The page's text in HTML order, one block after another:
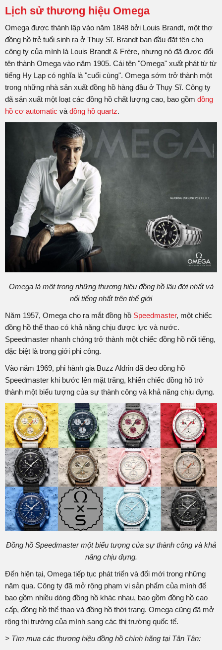
cấp và sự hoàn hảo.
Đồng hồ Omega chính hãng, giá tốt, trả góp 0%, bảo
hành 5 năm tại Tân Tân Watch
Tân Tân Watch là hệ thống kinh doanhđồng hồ đeo taycó
số lượng mẫu mã có sẵn thuộc nhiều mẫu đồng hồ của
dòng
đồng hồ Omega
chính hãng nhiều nhất thị
trường. Chúng tôi có đầy đủ các loại
đồng hồ Omega nam
có thể an tâm vì chúng tôi luôn có sẵn lượng mẫu mã đa
dạng và nhiều phân khúc giá khác nhau nhất. Điều chúng
tôi luôn cam kết với khách hàng chính là dịch vụ khách hàng
luôn được ưu tiên hàng đầu trong triết lí kinh doanh của
chúng tôi.
Lịch sử thương hiệu Omega
Omega được thành lập vào năm 1848 bởi Louis Brandt, một thợ
đồng hồ trẻ tuổi sinh ra ở Thụy Sĩ. Brandt ban đầu đặt tên cho
công ty của mình là Louis Brandt & Frère, nhưng nó đã được đổi
tên thành Omega vào năm 1905. Cái tên "Omega" xuất phát từ từ
tiếng Hy Lạp có nghĩa là "cuối cùng". Omega sớm trở thành một
trong những nhà sản xuất đồng hồ hàng đầu ở Thụy Sĩ. Công ty
đã sản xuất một loạt các đồng hồ chất lượng cao, bao gồm đồng
hồ cơ automatic và đồng hồ quartz.
Omega là một trong những thương hiệu đồng hồ lâu đời nhất và
nổi tiếng nhất trên thế giới
Năm 1957, Omega cho ra mắt đồng hồ Speedmaster, một chiếc
đồng hồ thể thao có khả năng chịu được lực và nước.
Speedmaster nhanh chóng trở thành một chiếc đồng hồ nổi tiếng,
đặc biệt là trong giới phi công.
Vào năm 1969, phi hành gia Buzz Aldrin đã đeo đồng hồ
Speedmaster khi bước lên mặt trăng, khiến chiếc đồng hồ trở
thành một biểu tượng của sự thành công và khả năng chịu đựng.
Đồng hồ Speedmaster một biểu tượng của sự thành công và khả
năng chịu đựng.
Đến hiện tại, Omega tiếp tục phát triển và đổi mới trong những
năm qua. Công ty đã mở rộng phạm vi sản phẩm của mình để
bao gồm nhiều dòng đồng hồ khác nhau, bao gồm đồng hồ cao
cấp, đồng hồ thể thao và đồng hồ thời trang. Omega cũng đã mở
rộng thị trường của mình sang các thị trường quốc tế.
> Tìm mua các thương hiệu đồng hồ chính hãng tại Tân Tân: